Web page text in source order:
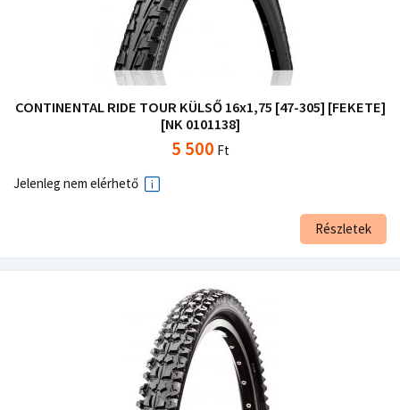
CONTINENTAL RIDE TOUR KÜLSŐ 16x1,75 [47-305] [FEKETE]
[NK 0101138]
5 500 Ft
Jelenleg nem elérhető
Részletek